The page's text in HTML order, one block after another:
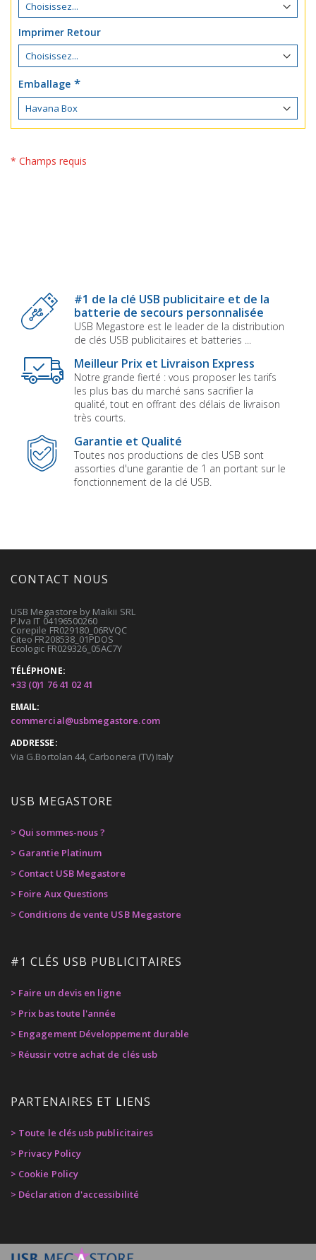
Imprimer Retour
Emballage
* Champs requis
#1 de la clé USB publicitaire et de la
batterie de secours personnalisée
USB Megastore est le leader de la distribution
de clés USB publicitaires et batteries ...
Meilleur Prix et Livraison Express
Notre grande fierté : vous proposer les tarifs
les plus bas du marché sans sacrifier la
qualité, tout en offrant des délais de livraison
très courts.
Garantie et Qualité
Toutes nos productions de cles USB sont
assorties d'une garantie de 1 an portant sur le
fonctionnement de la clé USB.
CONTACT NOUS
USB Megastore by Maikii SRL
P.Iva IT 04196500260
Corepile FR029180_06RVQC
Citeo FR208538_01PDOS
Ecologic FR029326_05AC7Y
TÉLÉPHONE:
+33 (0)1 76 41 02 41
EMAIL:
commercial@usbmegastore.com
ADDRESSE:
Via G.Bortolan 44, Carbonera (TV) Italy
USB MEGASTORE
> Qui sommes-nous ?
> Garantie Platinum
> Contact USB Megastore
> Foire Aux Questions
> Conditions de vente USB Megastore
#1 CLÉS USB PUBLICITAIRES
> Faire un devis en ligne
> Prix bas toute l'année
> Engagement Développement durable
> Réussir votre achat de clés usb
PARTENAIRES ET LIENS
> Toute le clés usb publicitaires
> Privacy Policy
> Cookie Policy
> Déclaration d'accessibilité